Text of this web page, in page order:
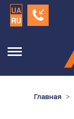
UA
RU
Главная